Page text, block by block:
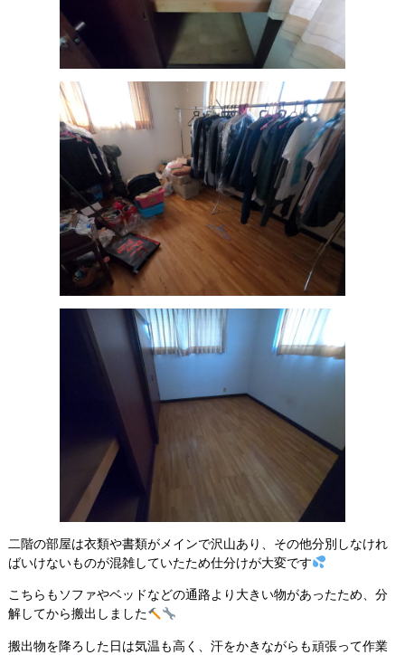
二階の部屋は衣類や書類がメインで沢山あり、その他分別しなけれ
ばいけないものが混雑していたため仕分けが大変です
こちらもソファやベッドなどの通路より大きい物があったため、分
解してから搬出しました
搬出物を降ろした日は気温も高く、汗をかきながらも頑張って作業